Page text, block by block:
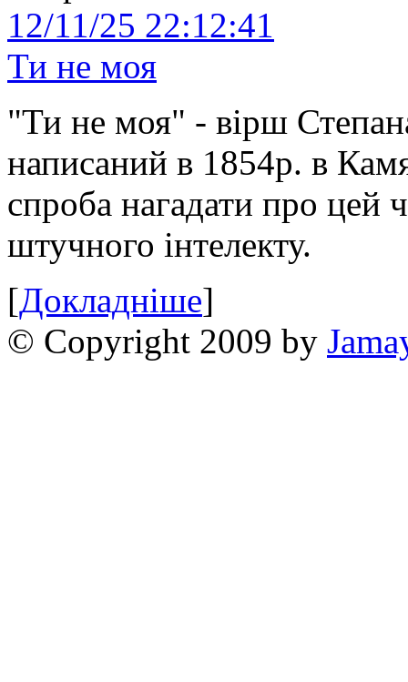
12/11/25 22:12:41
Ти не моя
"Ти не моя" - вірш
написаний в 1854р. в
спроба нагадати про цей
штучного інтелекту.
[Докладніше]
© Copyright 2009 by